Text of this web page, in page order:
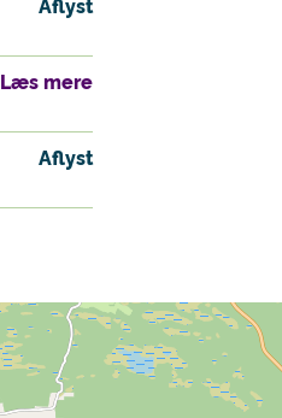
Læs mere
Aflyst